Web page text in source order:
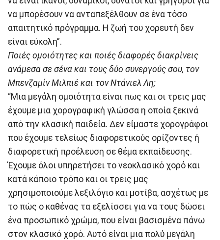
να μπορέσουν να ανταπεξέλθουν σε ένα τόσο
απαιτητικό πρόγραμμα. Η ζωή του χορευτή δεν
είναι εύκολη”.
Ποιές ομοιότητες και ποιές διαφορές διακρίνεις
ανάμεσα σε σένα και τους δύο συνεργούς σου, τον
Μπενζαμίν Μιλπιέ και τον Ντάνιελ Λη;
“Μια μεγάλη ομοιότητα είναι πως και οι τρεις μας
έχουμε μια χορογραφική γλώσσα η οποία ξεκινά
από την κλασική παιδεία. Δεν είμαστε χορογράφοι
που έχουμε τελείως διαφορετικούς ορίζοντες ή
διαφορετική προέλευση σε θέμα εκπαίδευσης.
Έχουμε όλοι υπηρετήσει το νεοκλασικό χορό και
κατά κάποιο τρόπο και οι τρεις μας
χρησιμοποιούμε λεξιλόγιο και μοτίβα, ασχέτως με
το πώς ο καθένας τα εξελίσσει για να τους δώσει
ένα προσωπικό χρώμα, που είναι βασισμένα πάνω
στον κλασικό χορό. Αυτό είναι μια πολύ μεγάλη